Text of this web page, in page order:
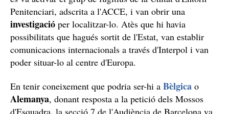
Penitenciari, adscrita a l'ACCE, i van obrir una
investigació per localitzar-lo. Atès que hi havia
possibilitats que hagués sortit de l'Estat, van establir
comunicacions internacionals a través d'Interpol i van
poder situar-lo al centre d'Europa.